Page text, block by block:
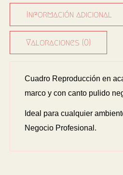
Información adicional
Valoraciones (0)
Cuadro Reproducción en
marco y con canto pulido
Ideal para cualquier
Negocio Profesional.